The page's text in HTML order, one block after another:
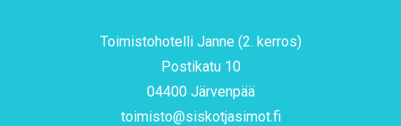
Toimistohotelli Janne (2. kerros)
Postikatu 10
04400 Järvenpää
toimisto@siskotjasimot.fi